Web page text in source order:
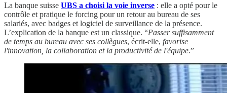
La banque suisse UBS a choisi la voie inverse : elle a opté pour le
contrôle et pratique le forcing pour un retour au bureau de ses
salariés, avec badges et logiciel de surveillance de la présence.
L’explication de la banque est un classique. “Passer suffisamment
de temps au bureau avec ses collègues, écrit-elle, favorise
l'innovation, la collaboration et la productivité de l'équipe.”